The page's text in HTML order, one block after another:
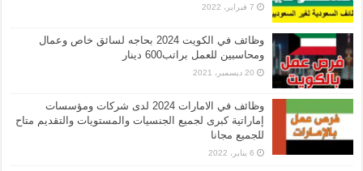
7 فبراير، 2022
وظائف في الكويت 2024 بحاجه لسائق خاص وعمال
ومحاسبين للعمل براتب600 دينار
20 ديسمبر، 2021
وظائف في الامارات 2024 لدى شركات ومؤسسات
إماراتية كبرى لجميع الجنسيات والمستويات والتقديم متاح
للجميع مجانا
6 يناير، 2022